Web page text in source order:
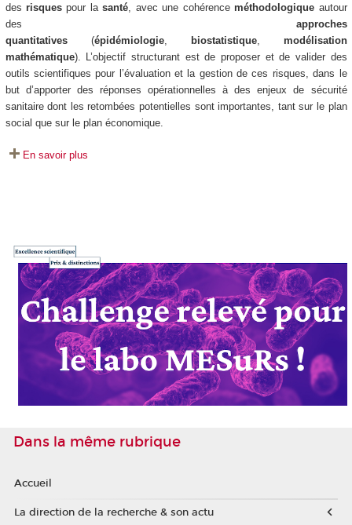
des risquespour lasanté, avec une cohérenceméthodologique autour
des approches
quantitatives(épidémiologie, biostatistique, modélisation
mathématique). L’objectif structurant est de proposer et de valider des
outils scientifiques pour l’évaluation et la gestion de ces risques, dans le
but d’apporter des réponses opérationnelles à des enjeux de sécurité
sanitaire dont les retombées potentielles sont importantes, tant sur le plan
social que sur le plan économique.
En savoir plus
Dans la même rubrique
Accueil
La direction de la recherche & son actu